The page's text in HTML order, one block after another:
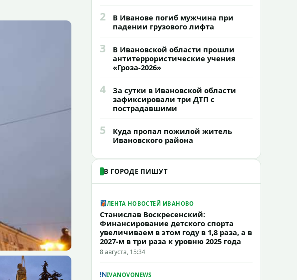
2
В Иванове погиб мужчина при
падении грузового лифта
3
В Ивановской области прошли
антитеррористические учения
«Гроза-2026»
4
За сутки в Ивановской области
зафиксировали три ДТП с
пострадавшими
5
Куда пропал пожилой житель
Ивановского района
В ГОРОДЕ ПИШУТ
ЛЕНТА НОВОСТЕЙ ИВАНОВО
Станислав Воскресенский:
Финансирование детского спорта
увеличиваем в этом году в 1,8 раза, а в
2027-м в три раза к уровню 2025 года
8 августа, 15:34
IVANOVONEWS